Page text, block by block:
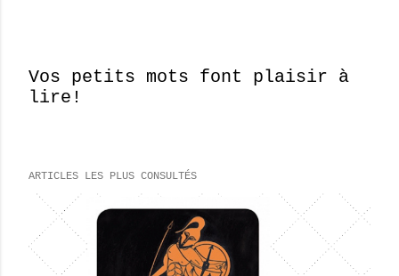
E
g
t
Vos petits mots font plaisir à
lire!
ARTICLES LES PLUS CONSULTÉS